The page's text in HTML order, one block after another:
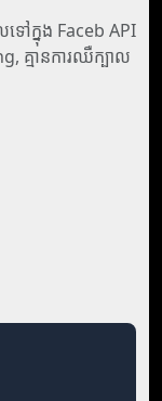
ទៅក្នុង Faceb API
គ្មានការឈឺក្បាល